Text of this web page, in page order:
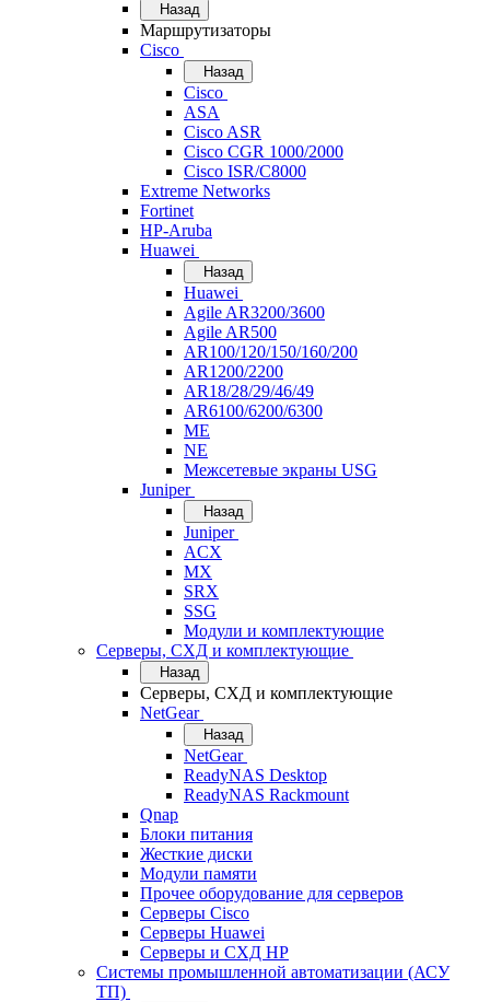
Назад
Маршрутизаторы
Cisco
Назад
Cisco
ASA
Cisco ASR
Cisco CGR 1000/2000
Cisco ISR/С8000
Extreme Networks
Fortinet
HP-Aruba
Huawei
Назад
Huawei
Agile AR3200/3600
Agile AR500
AR100/120/150/160/200
AR1200/2200
AR18/28/29/46/49
AR6100/6200/6300
ME
NE
Межсетевые экраны USG
Juniper
Назад
Juniper
ACX
MX
SRX
SSG
Модули и комплектующие
Серверы, СХД и комплектующие
Назад
Серверы, СХД и комплектующие
NetGear
Назад
NetGear
ReadyNAS Desktop
ReadyNAS Rackmount
Qnap
Блоки питания
Жесткие диски
Модули памяти
Прочее оборудование для серверов
Серверы Cisco
Серверы Huawei
Серверы и СХД HP
Системы промышленной автоматизации (АСУ
ТП)